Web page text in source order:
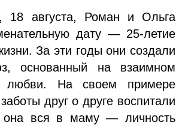
18 августа, Роман и Ольга
дату — 25-летие
За эти годы они создали
основанный на взаимном
любви. На своем примере
друг о друге воспитали
вся в маму — личность